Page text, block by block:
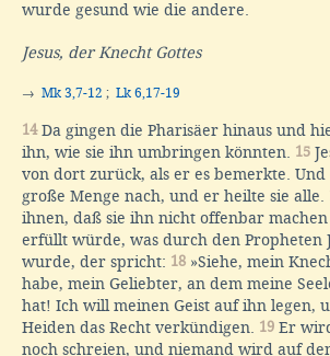
wurde gesund wie die andere.
Jesus, der Knecht Gottes
→ Mk 3,7-12 ; Lk 6,17-19
14Da gingen die Pharisäer hinaus und
ihn, wie sie ihn umbringen könnten. 15
von dort zurück, als er es bemerkte. Und
große Menge nach, und er heilte sie alle.
ihnen, daß sie ihn nicht offenbar machen
erfüllt würde, was durch den Propheten
wurde, der spricht: 18 »Siehe, mein
habe, mein Geliebter, an dem meine
hat! Ich will meinen Geist auf ihn legen,
Heiden das Recht verkündigen. 19 Er
noch schreien, und niemand wird auf